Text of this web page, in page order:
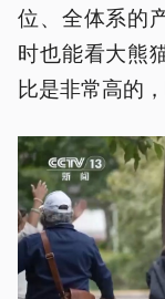
位、全体系的
时也能看大熊
比是非常高的